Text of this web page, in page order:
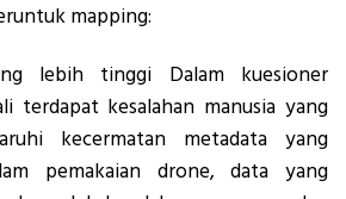
mapping:
lebih tinggi Dalam kuesioner
terdapat kesalahan manusia yang
kecermatan metadata yang
pemakaian drone, data yang